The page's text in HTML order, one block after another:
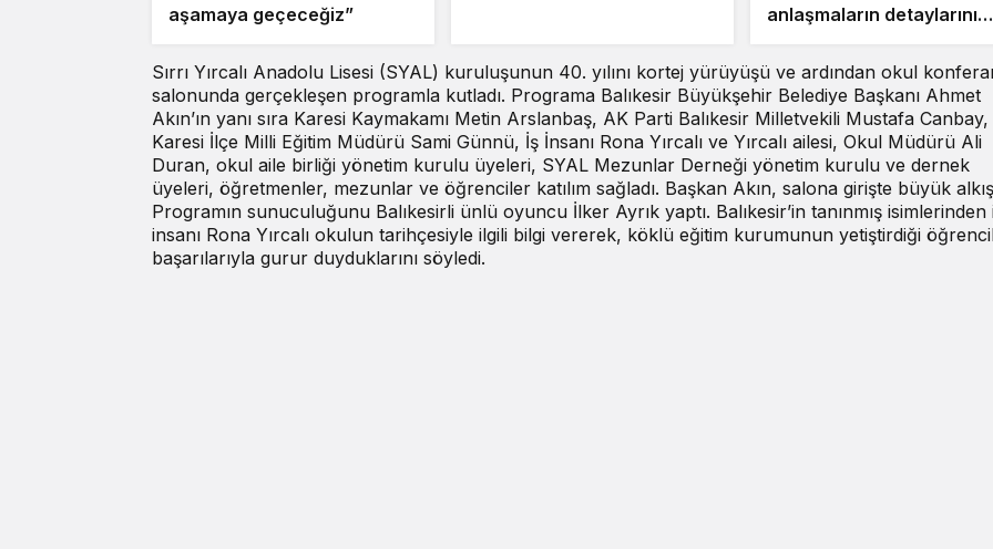
aşamaya geçeceğiz”
anlaşmaların detaylarını
Sırrı Yırcalı Anadolu Lisesi (SYAL) kuruluşunun 40. yılını kortej yürüyüşü ve ardından okul
salonunda gerçekleşen programla kutladı. Programa Balıkesir Büyükşehir Belediye Başkanı Ahmet
Akın’ın yanı sıra Karesi Kaymakamı Metin Arslanbaş, AK Parti Balıkesir Milletvekili Mustafa Canbay,
Karesi İlçe Milli Eğitim Müdürü Sami Günnü, İş İnsanı Rona Yırcalı ve Yırcalı ailesi, Okul Müdürü Ali
Duran, okul aile birliği yönetim kurulu üyeleri, SYAL Mezunlar Derneği yönetim kurulu ve dernek
üyeleri, öğretmenler, mezunlar ve öğrenciler katılım sağladı. Başkan Akın, salona girişte büyük alkış
Programın sunuculuğunu Balıkesirli ünlü oyuncu İlker Ayrık yaptı. Balıkesir’in tanınmış isimlerinden
insanı Rona Yırcalı okulun tarihçesiyle ilgili bilgi vererek, köklü eğitim kurumunun yetiştirdiği
başarılarıyla gurur duyduklarını söyledi.